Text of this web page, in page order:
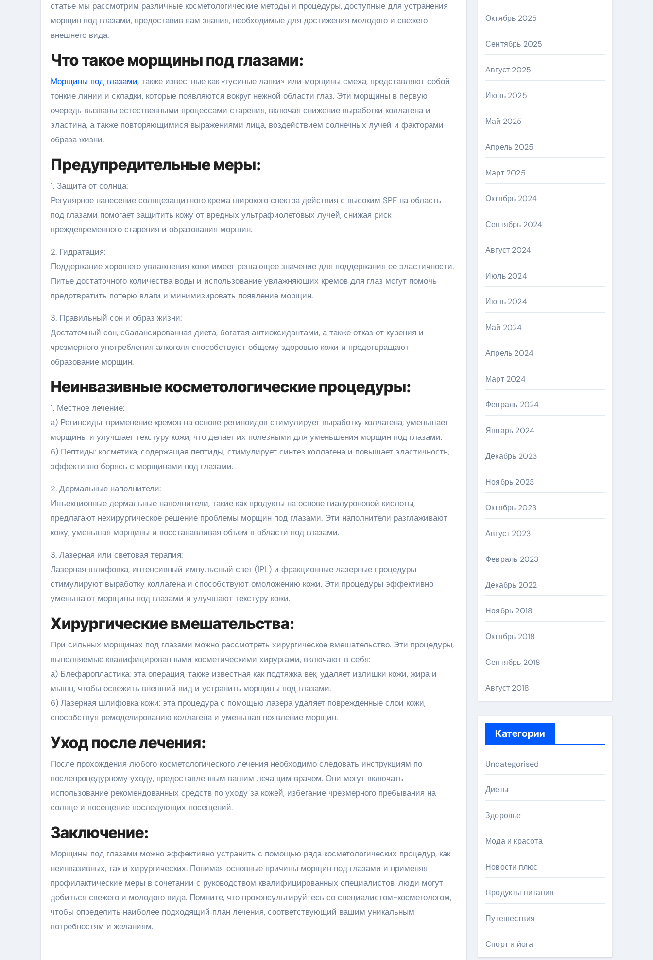
статье мы рассмотрим различные косметологические методы и процедуры, доступные для устранения
морщин под глазами, предоставив вам знания, необходимые для достижения молодого и свежего
внешнего вида.
Что такое морщины под глазами:
Морщины под глазами, также известные как «гусиные лапки» или морщины смеха, представляют собой
тонкие линии и складки, которые появляются вокруг нежной области глаз. Эти морщины в первую
очередь вызваны естественными процессами старения, включая снижение выработки коллагена и
эластина, а также повторяющимися выражениями лица, воздействием солнечных лучей и факторами
образа жизни.
Предупредительные меры:
1. Защита от солнца:
Регулярное нанесение солнцезащитного крема широкого спектра действия с высоким SPF на область
под глазами помогает защитить кожу от вредных ультрафиолетовых лучей, снижая риск
преждевременного старения и образования морщин.
2. Гидратация:
Поддержание хорошего увлажнения кожи имеет решающее значение для поддержания ее эластичности.
Питье достаточного количества воды и использование увлажняющих кремов для глаз могут помочь
предотвратить потерю влаги и минимизировать появление морщин.
3. Правильный сон и образ жизни:
Достаточный сон, сбалансированная диета, богатая антиоксидантами, а также отказ от курения и
чрезмерного употребления алкоголя способствуют общему здоровью кожи и предотвращают
образование морщин.
Неинвазивные косметологические процедуры:
1. Местное лечение:
а) Ретиноиды: применение кремов на основе ретиноидов стимулирует выработку коллагена, уменьшает
морщины и улучшает текстуру кожи, что делает их полезными для уменьшения морщин под глазами.
б) Пептиды: косметика, содержащая пептиды, стимулирует синтез коллагена и повышает эластичность,
эффективно борясь с морщинами под глазами.
2. Дермальные наполнители:
Инъекционные дермальные наполнители, такие как продукты на основе гиалуроновой кислоты,
предлагают нехирургическое решение проблемы морщин под глазами. Эти наполнители разглаживают
кожу, уменьшая морщины и восстанавливая объем в области под глазами.
3. Лазерная или световая терапия:
Лазерная шлифовка, интенсивный импульсный свет (IPL) и фракционные лазерные процедуры
стимулируют выработку коллагена и способствуют омоложению кожи. Эти процедуры эффективно
уменьшают морщины под глазами и улучшают текстуру кожи.
Хирургические вмешательства:
При сильных морщинах под глазами можно рассмотреть хирургическое вмешательство. Эти процедуры,
выполняемые квалифицированными косметическими хирургами, включают в себя:
а) Блефаропластика: эта операция, также известная как подтяжка век, удаляет излишки кожи, жира и
мышц, чтобы освежить внешний вид и устранить морщины под глазами.
б) Лазерная шлифовка кожи: эта процедура с помощью лазера удаляет поврежденные слои кожи,
способствуя ремоделированию коллагена и уменьшая появление морщин.
Уход после лечения:
После прохождения любого косметологического лечения необходимо следовать инструкциям по
послепроцедурному уходу, предоставленным вашим лечащим врачом. Они могут включать
использование рекомендованных средств по уходу за кожей, избегание чрезмерного пребывания на
солнце и посещение последующих посещений.
Заключение:
Морщины под глазами можно эффективно устранить с помощью ряда косметологических процедур, как
неинвазивных, так и хирургических. Понимая основные причины морщин под глазами и применяя
профилактические меры в сочетании с руководством квалифицированных специалистов, люди могут
добиться свежего и молодого вида. Помните, что проконсультируйтесь со специалистом-косметологом,
чтобы определить наиболее подходящий план лечения, соответствующий вашим уникальным
потребностям и желаниям.
Октябрь 2025
Сентябрь 2025
Август 2025
Июнь 2025
Май 2025
Апрель 2025
Март 2025
Октябрь 2024
Сентябрь 2024
Август 2024
Июль 2024
Июнь 2024
Май 2024
Апрель 2024
Март 2024
Февраль 2024
Январь 2024
Декабрь 2023
Ноябрь 2023
Октябрь 2023
Август 2023
Февраль 2023
Декабрь 2022
Ноябрь 2018
Октябрь 2018
Сентябрь 2018
Август 2018
Категории
Uncategorised
Диеты
Здоровье
Мода и красота
Новости плюс
Продукты питания
Путешествия
Спорт и йога